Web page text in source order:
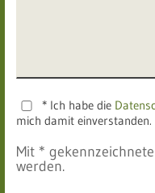
* Ich habe die
mich damit einverstanden.
Mit *
werden.